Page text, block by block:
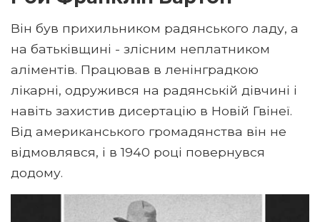
Він був прихильником радянського ладу, а
на батьківщині - злісним неплатником
аліментів. Працював в ленінградкою
лікарні, одружився на радянській дівчині і
навіть захистив дисертацію в Новій Гвінеї.
Від американського громадянства він не
відмовлявся, і в 1940 році повернувся
додому.